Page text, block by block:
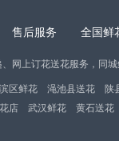
售后服务 全国鲜
网上订花送花服务，同
区鲜花 渑池县送花 陕
店 武汉鲜花 黄石送花